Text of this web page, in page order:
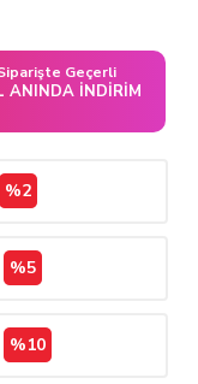
Geçerli
ANINDA İNDIRIM
%2
%5
%10